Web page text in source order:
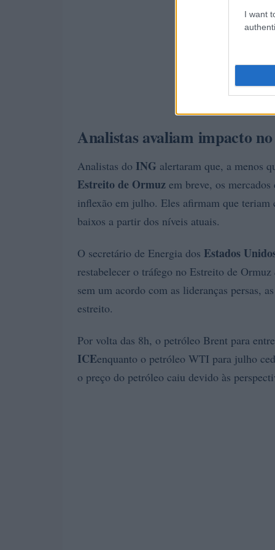
I want
Analistas avaliam impacto
Analistas do ING alertaram que, a menos
Estreito de Ormuz em breve, os
inflexão em julho. Eles afirmam que teriam
baixos a partir dos níveis atuais.
O secretário de Energia dos Estados
restabelecer o tráfego no Estreito de Ormuz
sem um acordo com as lideranças persas,
estreito.
Por volta das 8h, o petróleo Brent para
ICEenquanto o petróleo WTI para julho
o preço do petróleo caiu devido às